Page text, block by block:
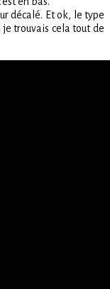
décalé. Et ok, le type
je trouvais cela tout de